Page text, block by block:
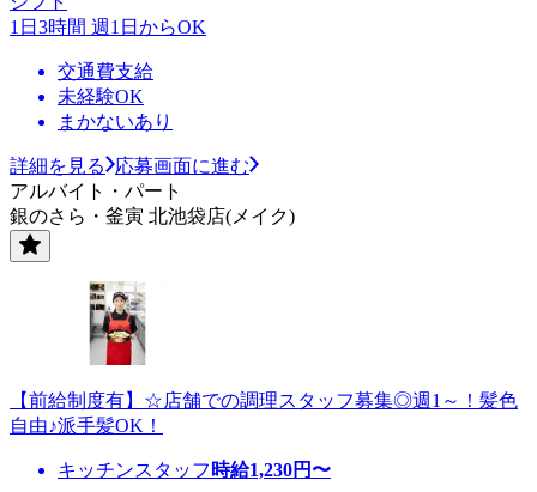
1日3時間 週1日からOK
交通費支給
未経験OK
まかないあり
詳細を見る
応募画面に進む
アルバイト・パート
銀のさら・釜寅 北池袋店(メイク)
【前給制度有】☆店舗での調理スタッフ募集◎週1～！髪色
自由♪派手髪OK！
キッチンスタッフ 時給1,230円〜